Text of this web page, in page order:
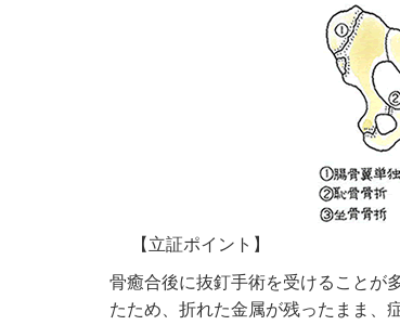
【立証ポイント】
骨癒合後に抜釘手術を受けることが
たため、折れた金属が残ったまま、